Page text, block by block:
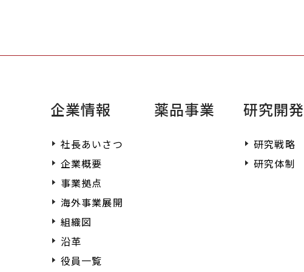
企業情報
社長あいさつ
企業概要
事業拠点
海外事業展開
組織図
沿革
役員一覧
薬品事業 研究開発
研究戦略
研究体制